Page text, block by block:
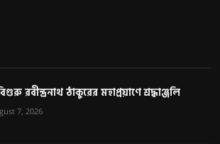
রবীন্দ্রনাথ ঠাকুরের মহাপ্রয়াণে শ্রদ্ধাঞ্জলি
7, 2026